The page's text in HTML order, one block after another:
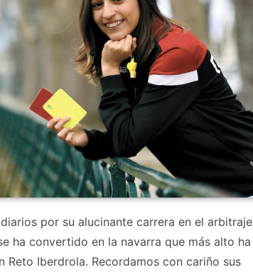
por su alucinante carrera en el arbitraje
ha convertido en la navarra que más alto ha
Reto Iberdrola. Recordamos con cariño sus